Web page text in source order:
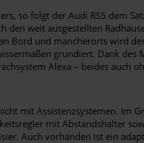
so folgt der Audi RS5 dem
den weit ausgestellten
Bord und mancherorts wird
grundiert. Dank
Alexa – beides auch
mit Assistenzsystemen. Im
mit Abstandshalter
Auch vorhanden ist ein